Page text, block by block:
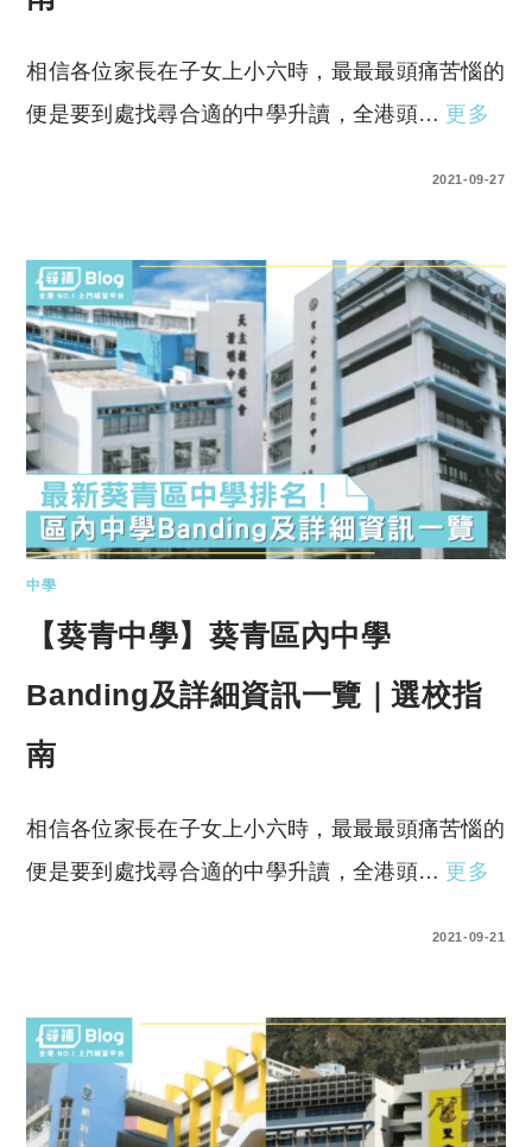
相信各位家長在子女上小六時，最最最頭痛苦惱的
便是要到處找尋合適的中學升讀，全港頭… 更多
2021-09-27
中學
【葵青中學】葵青區內中學
Banding及詳細資訊一覽｜選校指
南
相信各位家長在子女上小六時，最最最頭痛苦惱的
便是要到處找尋合適的中學升讀，全港頭… 更多
2021-09-21